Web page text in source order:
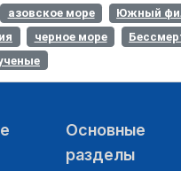
азовское море
Южный
черное море
Основные
разделы